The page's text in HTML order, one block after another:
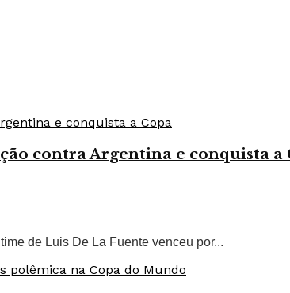
contra Argentina e conquista a
de Luis De La Fuente venceu por...